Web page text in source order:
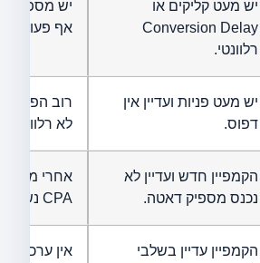
יש מעט קליקים או
Conversion Delay
רלוונטי.
יש מספיק
אף פעולה
יש מעט פניות ועדיין אין
דפוס.
רוב הפניות
לא רלוונטי.
הקמפיין חדש ועדיין לא
נכנס מספיק דאטה.
אחרי מספיק
CPA נשאר גבוה ואין איכות.
הקמפיין עדיין בשלבי
אין ערכי